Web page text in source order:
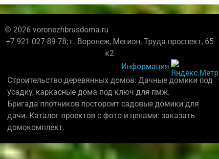
© 2026 voronezhbrusdoma.ru
+7 921 027-89-78; г. Воронеж, Мегион, Труда проспект, 65
к2
Информация
Строительство деревянных домов: Дачные домики под
усадку, каркасные дома под ключ для пмж.
Бригада плотников постороит садовые домики для
дачи. Каталог проектов с фото и ценами: заказать
домокомплект.